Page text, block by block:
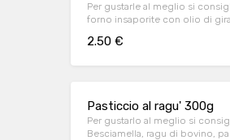
Per gustarle al meglio si
forno insaporite con olio di
2.50 €
Pasticcio al ragu' 300g
Per gustarlo al meglio si
Besciamella, ragu di bovino,